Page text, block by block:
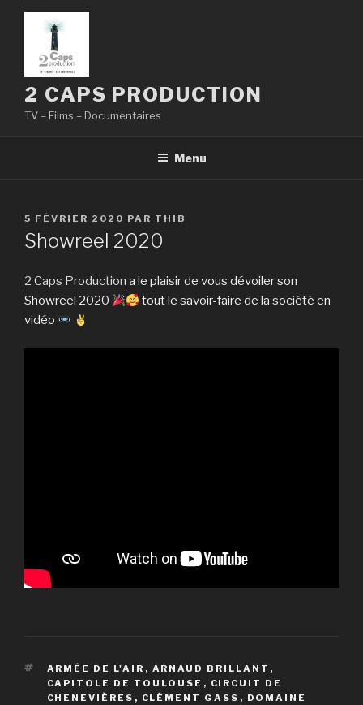
Aller
principal
2 CAPS PRODUCTION
TV – Films – Documentaires
Menu
PUBLIÉ
LE
5 FÉVRIER 2020 PAR THIB
Showreel 2020
2 Caps Production a le plaisir de vous dévoiler son
Showreel 2020
tout le savoir-faire de la société en
vidéo
ÉTIQUETTES
ARMÉE DE L'AIR , ARNAUD BRILLANT ,
CAPITOLE DE TOULOUSE , CIRCUIT DE
CHENEVIÈRES , CLÉMENT GASS , DOMAINE